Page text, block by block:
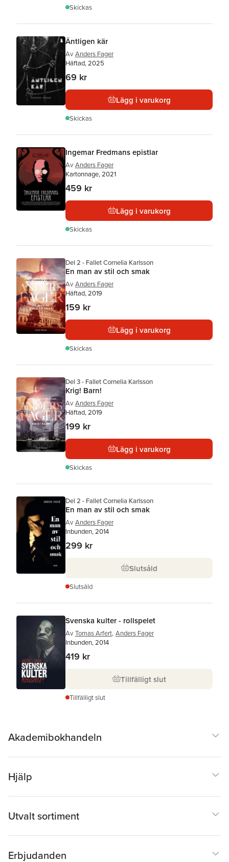
Skickas
Äntligen kär
Av Anders Fager
Häftad, 2025
69 kr
Lägg i varukorg
Skickas
Ingemar Fredmans epistlar
Av Anders Fager
Kartonnage, 2021
459 kr
Lägg i varukorg
Skickas
Del 2 - Fallet Cornelia Karlsson
En man av stil och smak
Av Anders Fager
Häftad, 2019
159 kr
Lägg i varukorg
Skickas
Del 3 - Fallet Cornelia Karlsson
Krig! Barn!
Av Anders Fager
Häftad, 2019
199 kr
Lägg i varukorg
Skickas
Del 2 - Fallet Cornelia Karlsson
En man av stil och smak
Av Anders Fager
Inbunden, 2014
299 kr
Slutsåld
Slutsåld
Svenska kulter - rollspelet
Av Tomas Arfert, Anders Fager
Inbunden, 2014
419 kr
Tillfälligt slut
Tillfälligt slut
Akademibokhandeln
Hjälp
Utvalt sortiment
Erbjudanden